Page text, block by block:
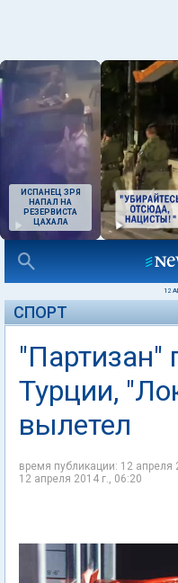
ИСПАНЕЦ ЗРЯ
НАПАЛ НА
РЕЗЕРВИСТА
ЦАХАЛА
12
СПОРТ
"Партизан"
Турции,
вылетел
время публикации: 12 апреля
12 апреля 2014 г., 06:20